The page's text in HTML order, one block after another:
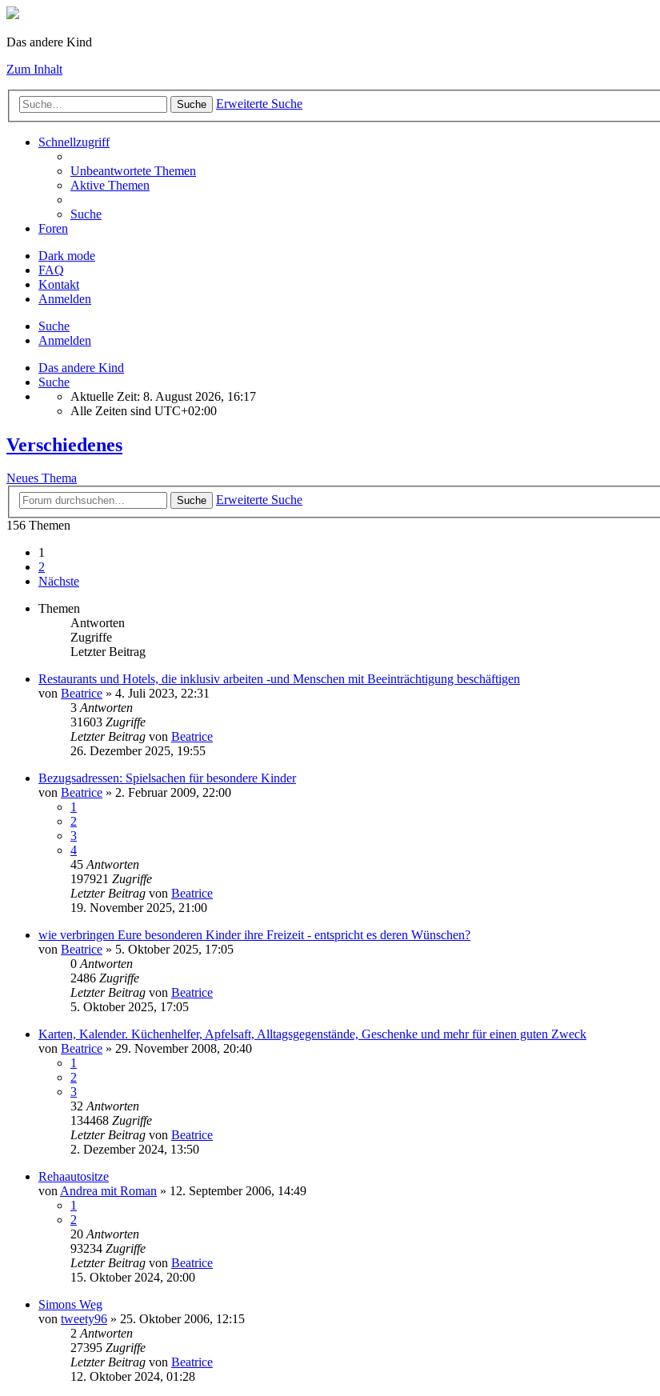
Das andere Kind
Zum Inhalt
Suche Erweiterte Suche
Schnellzugriff
Unbeantwortete Themen
Aktive Themen
Suche
Foren
Dark mode
FAQ
Kontakt
Anmelden
Suche
Anmelden
Das andere Kind
Suche
Aktuelle Zeit: 8. August 2026, 16:17
Alle Zeiten sind UTC+02:00
Verschiedenes
Neues Thema
Suche
Erweiterte Suche
156 Themen
1
2
Nächste
Themen
Antworten
Zugriffe
Letzter Beitrag
Restaurants und Hotels, die inklusiv arbeiten -und Menschen mit Beeinträchtigung beschäftigen
von Beatrice » 4. Juli 2023, 22:31
3 Antworten
31603 Zugriffe
Letzter Beitrag von Beatrice
26. Dezember 2025, 19:55
Bezugsadressen: Spielsachen für besondere Kinder
von Beatrice » 2. Februar 2009, 22:00
1
2
3
4
45 Antworten
197921 Zugriffe
Letzter Beitrag von Beatrice
19. November 2025, 21:00
wie verbringen Eure besonderen Kinder ihre Freizeit - entspricht es deren Wünschen?
von Beatrice » 5. Oktober 2025, 17:05
0 Antworten
2486 Zugriffe
Letzter Beitrag von Beatrice
5. Oktober 2025, 17:05
Karten, Kalender. Küchenhelfer, Apfelsaft, Alltagsgegenstände, Geschenke und mehr für einen guten Zweck
von Beatrice » 29. November 2008, 20:40
1
2
3
32 Antworten
134468 Zugriffe
Letzter Beitrag von Beatrice
2. Dezember 2024, 13:50
Rehaautositze
von Andrea mit Roman » 12. September 2006, 14:49
1
2
20 Antworten
93234 Zugriffe
Letzter Beitrag von Beatrice
15. Oktober 2024, 20:00
Simons Weg
von tweety96 » 25. Oktober 2006, 12:15
2 Antworten
27395 Zugriffe
Letzter Beitrag von Beatrice
12. Oktober 2024, 01:28